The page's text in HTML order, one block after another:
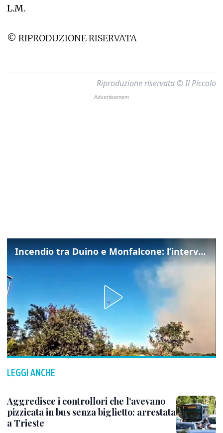
L.M.
© RIPRODUZIONE RISERVATA
Riproduzione riservata © Il Piccolo
Incendio tra Duino e Monfalcone: l’intervento dei vigili del fuoco
LEGGI ANCHE
Aggredisce i controllori che l’avevano
pizzicata in bus senza biglietto: arrestata
a Trieste